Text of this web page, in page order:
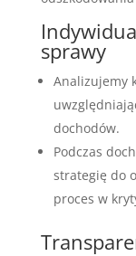
sprawy
Analizujemy
dochodów.
Podczas
strategię do
proces w